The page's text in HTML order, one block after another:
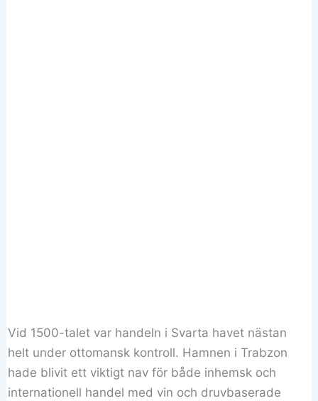
Vid 1500-talet var handeln i Svarta havet nästan
helt under ottomansk kontroll. Hamnen i Trabzon
hade blivit ett viktigt nav för både inhemsk och
internationell handel med vin och druvbaserade